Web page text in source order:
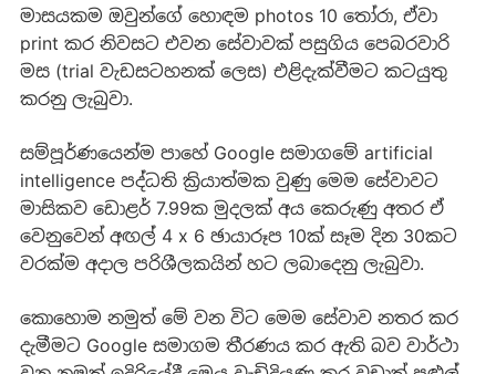
මාසයකම ඔවුන්ගේ හොඳම photos 10 තෝරා, ඒවා
print කර නිවසට එවන සේවාවක් පසුගිය පෙබරවාරි
මස (trial වැඩසටහනක් ලෙස) එළිදැක්වීමට කටයුතු
කරනු ලැබුවා.
සම්පූර්ණයෙන්ම පාහේ Google සමාගමේ artificial
intelligence පද්ධති ක්‍රියාත්මක වුණු මෙම සේවාවට
මාසිකව ඩොළර් 7.99ක මුදලක් අය කෙරුණු අතර ඒ
වෙනුවෙන් අඟල් 4 x 6 ඡායාරූප 10ක් සෑම දින 30කට
වරක්ම අදාල පරිශීලකයින් හට ලබාදෙනු ලැබුවා.
කොහොම නමුත් මේ වන විට මෙම සේවාව නතර කර
දැමීමට Google සමාගම තීරණය කර ඇති බව වාර්ථා